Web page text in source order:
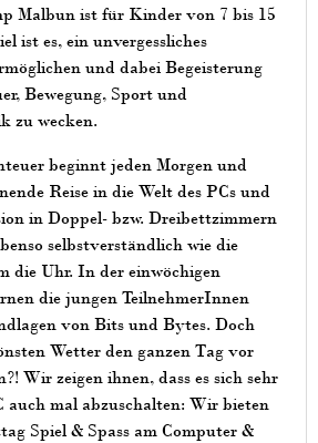
Malbun ist für Kinder von 7 bis 15
ist es, ein unvergessliches
und dabei Begeisterung
Bewegung, Sport und
zu wecken.
beginnt jeden Morgen und
Reise in die Welt des PCs und
in Doppel- bzw. Dreibettzimmern
selbstverständlich wie die
die Uhr. In der einwöchigen
die jungen TeilnehmerInnen
von Bits und Bytes. Doch
Wetter den ganzen Tag vor
Wir zeigen ihnen, dass es sich sehr
auch mal abzuschalten: Wir bieten
Spiel & Spass am Computer &